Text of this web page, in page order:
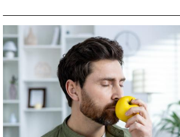
Image